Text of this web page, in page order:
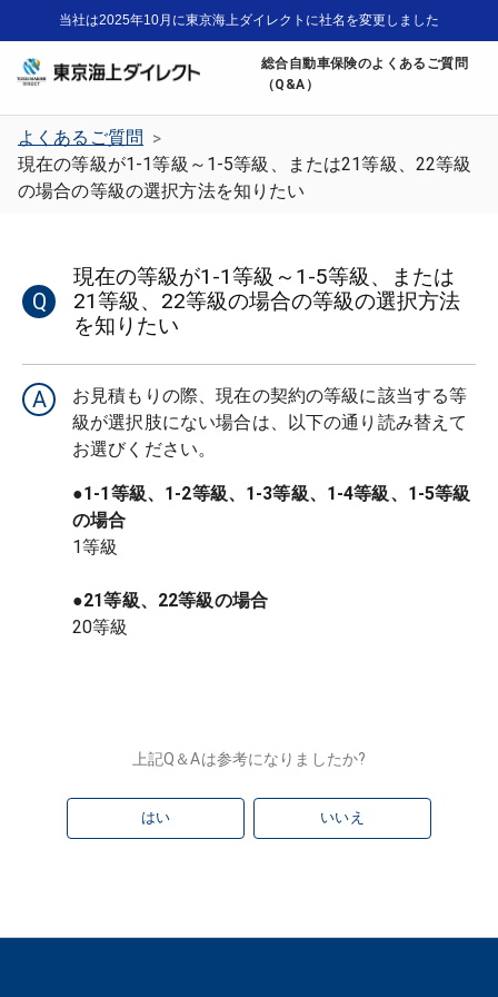
当社は2025年10月に東京海上ダイレクトに社名を変更しました
総合自動車保険のよくあるご質問
（Q&A）
よくあるご質問 >
現在の等級が1-1等級～1-5等級、または21等級、22等級
の場合の等級の選択方法を知りたい
Q
現在の等級が1-1等級～1-5等級、または
21等級、22等級の場合の等級の選択方法
を知りたい
A
お見積もりの際、現在の契約の等級に該当する等
級が選択肢にない場合は、以下の通り読み替えて
●1-1等級、1-2等級、1-3等級、1-4等級、1-5等級
の場合
1等級
●21等級、22等級の場合
20等級
上記Q＆Aは参考になりましたか?
はい いいえ